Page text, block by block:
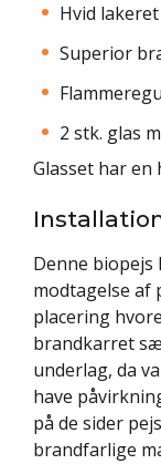
Hvid
Superior
2 stk. glas
Glasset har en
Denne
modtagelse af
placering
brandkarret
underlag, da
have
på de sider
brandfarlige